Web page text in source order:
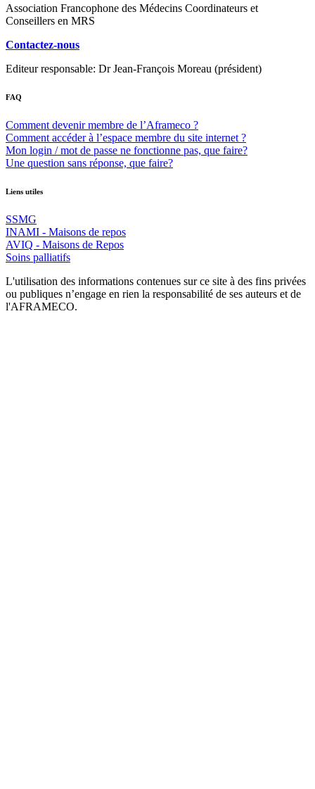
Association Francophone des Médecins Coordinateurs et
Conseillers en MRS
Contactez-nous
Editeur responsable: Dr Jean-François Moreau (président)
FAQ
Comment devenir membre de l’Aframeco ?
Comment accéder à l’espace membre du site internet ?
Mon login / mot de passe ne fonctionne pas, que faire?
Une question sans réponse, que faire?
Liens utiles
SSMG
INAMI - Maisons de repos
AVIQ - Maisons de Repos
Soins palliatifs
L'utilisation des informations contenues sur ce site à des fins privées
ou publiques n’engage en rien la responsabilité de ses auteurs et de
l'AFRAMECO.